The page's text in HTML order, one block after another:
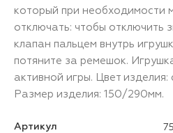
который при необходимости
отключать: чтобы отключить
клапан пальцем внутрь
потяните за ремешок.
активной игры. Цвет
Размер изделия: 150/290мм.
Артикул